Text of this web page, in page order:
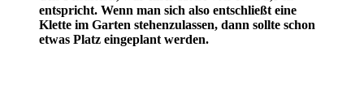
entspricht. Wenn man sich also entschließt eine
Klette im Garten stehenzulassen, dann sollte schon
etwas Platz eingeplant werden.